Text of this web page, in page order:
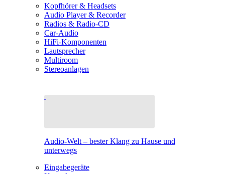
Kopfhörer & Headsets
Audio Player & Recorder
Radios & Radio-CD
Car-Audio
HiFi-Komponenten
Lautsprecher
Multiroom
Stereoanlagen
Audio-Welt – bester Klang zu Hause und
unterwegs
Eingabegeräte